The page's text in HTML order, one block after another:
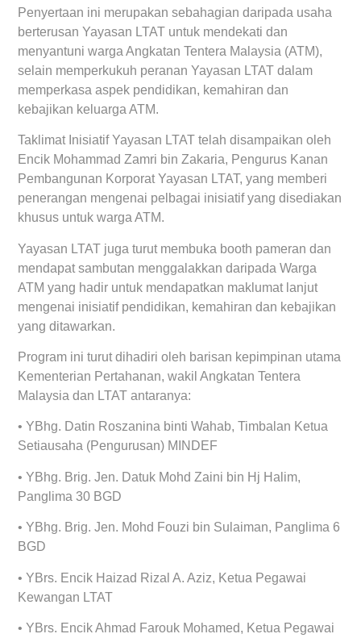
Penyertaan ini merupakan sebahagian daripada usaha
berterusan Yayasan LTAT untuk mendekati dan
menyantuni warga Angkatan Tentera Malaysia (ATM),
selain memperkukuh peranan Yayasan LTAT dalam
memperkasa aspek pendidikan, kemahiran dan
kebajikan keluarga ATM.
Taklimat Inisiatif Yayasan LTAT telah disampaikan oleh
Encik Mohammad Zamri bin Zakaria, Pengurus Kanan
Pembangunan Korporat Yayasan LTAT, yang memberi
penerangan mengenai pelbagai inisiatif yang disediakan
khusus untuk warga ATM.
Yayasan LTAT juga turut membuka booth pameran dan
mendapat sambutan menggalakkan daripada Warga
ATM yang hadir untuk mendapatkan maklumat lanjut
mengenai inisiatif pendidikan, kemahiran dan kebajikan
yang ditawarkan.
Program ini turut dihadiri oleh barisan kepimpinan utama
Kementerian Pertahanan, wakil Angkatan Tentera
Malaysia dan LTAT antaranya:
• YBhg. Datin Roszanina binti Wahab, Timbalan Ketua
Setiausaha (Pengurusan) MINDEF
• YBhg. Brig. Jen. Datuk Mohd Zaini bin Hj Halim,
Panglima 30 BGD
• YBhg. Brig. Jen. Mohd Fouzi bin Sulaiman, Panglima 6
BGD
• YBrs. Encik Haizad Rizal A. Aziz, Ketua Pegawai
Kewangan LTAT
• YBrs. Encik Ahmad Farouk Mohamed, Ketua Pegawai